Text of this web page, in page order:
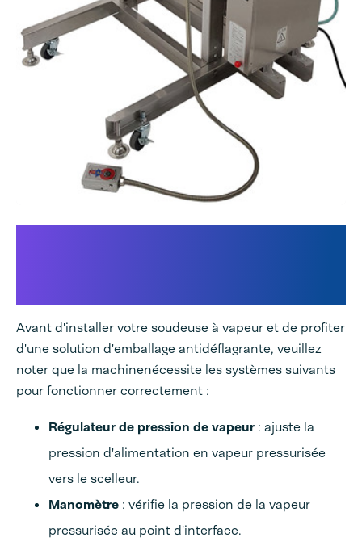
Avant d'installer votre soudeuse à vapeur et de profiter
d'une solution d'emballage antidéflagrante, veuillez
noter que la machinenécessite les systèmes suivants
pour fonctionner correctement :
Régulateur de pression de vapeur : ajuste la
pression d'alimentation en vapeur pressurisée
vers le scelleur.
Manomètre : vérifie la pression de la vapeur
pressurisée au point d'interface.